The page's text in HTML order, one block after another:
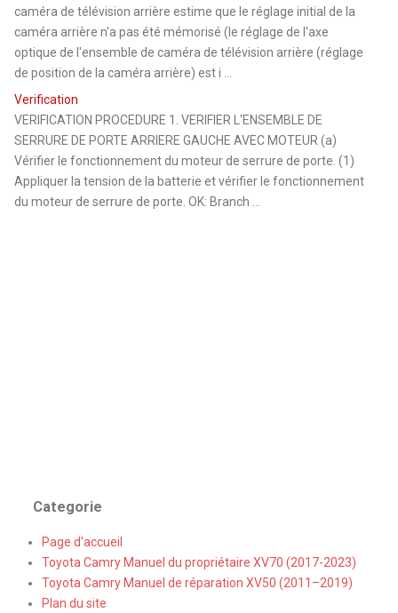
caméra de télévision arrière estime que le réglage initial de la
caméra arrière n'a pas été mémorisé (le réglage de l'axe
optique de l'ensemble de caméra de télévision arrière (réglage
de position de la caméra arrière) est i ...
Verification
VERIFICATION PROCEDURE 1. VERIFIER L'ENSEMBLE DE
SERRURE DE PORTE ARRIERE GAUCHE AVEC MOTEUR (a)
Vérifier le fonctionnement du moteur de serrure de porte. (1)
Appliquer la tension de la batterie et vérifier le fonctionnement
du moteur de serrure de porte. OK: Branch ...
Categorie
Page d'accueil
Toyota Camry Manuel du propriétaire XV70 (2017-2023)
Toyota Camry Manuel de réparation XV50 (2011–2019)
Plan du site